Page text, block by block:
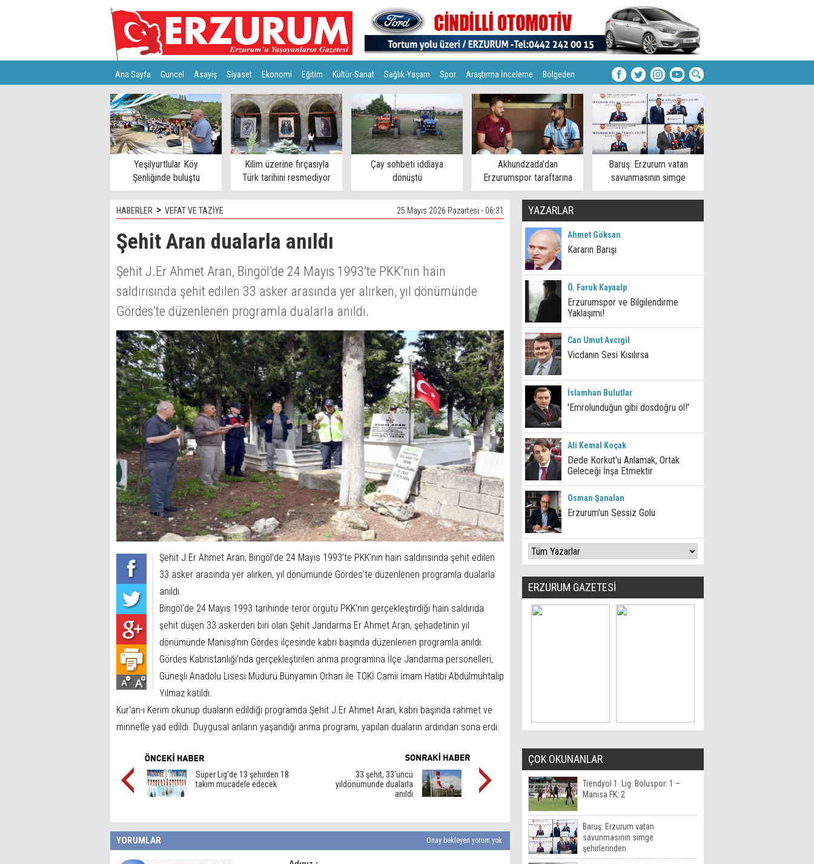
Ana Sayfa Guncel Asayiş Siyaset Ekonomi Eğitim Kültür-Sanat Sağlık-Yaşam Spor Araştırma İnceleme Bölgeden
Türkiye Teknoloji
Yeşilyurtlular Köy
Şenliğinde buluştu
Kilim üzerine fırçasıyla
Türk tarihini resmediyor
Çay sohbeti iddiaya
dönüştü
Akhundzada’dan
Erzurumspor taraftarına
mesaj
Baruş: Erzurum vatan
savunmasının simge
şehirlerinden
HABERLER > VEFAT VE TAZİYE 25 Mayıs 2026 Pazartesi - 06:31
Şehit Aran dualarla anıldı
Şehit J.Er Ahmet Aran, Bingöl’de 24 Mayıs 1993’te PKK’nın hain
saldırısında şehit edilen 33 asker arasında yer alırken, yıl dönümünde
Gördes’te düzenlenen programla dualarla anıldı.
Şehit J.Er Ahmet Aran, Bingöl’de 24 Mayıs 1993’te PKK’nın hain saldırısında şehit edilen
33 asker arasında yer alırken, yıl dönümünde Gördes’te düzenlenen programla dualarla
anıldı.
Bingöl’de 24 Mayıs 1993 tarihinde terör örgütü PKK’nın gerçekleştirdiği hain saldırıda
şehit düşen 33 askerden biri olan Şehit Jandarma Er Ahmet Aran, şehadetinin yıl
dönümünde Manisa’nın Gördes ilçesinde kabri başında düzenlenen programla anıldı.
Gördes Kabristanlığı’nda gerçekleştirilen anma programına İlçe Jandarma personelleri,
Güneşli Anadolu Lisesi Müdürü Bünyamin Orhan ile TOKİ Camii İmam Hatibi Abdülmuhtalip
Yılmaz katıldı.
Kur’an-ı Kerim okunup duaların edildiği programda Şehit J.Er Ahmet Aran, kabri başında rahmet ve
minnetle yad edildi. Duygusal anların yaşandığı anma programı, yapılan duaların ardından sona erdi.
Süper Lig'de 13 şehirden 18
takım mücadele edecek
33 şehit, 33'üncü
yıldönümünde dualarla
anıldı
YORUMLAR Onay bekleyen yorum yok.
YAZARLAR
Ahmet Göksan
Kararın Barışı
Ö. Faruk Kayaalp
Erzurumspor ve Bilgilendirme
Yaklaşımı!
Can Umut Avcıgil
Vicdanın Sesi Kısılırsa
İslamhan Bulutlar
'Emrolunduğun gibi dosdoğru ol!'
Ali Kemal Koçak
Dede Korkut'u Anlamak, Ortak
Geleceği İnşa Etmektir
Osman Şanalan
Erzurum'un Sessiz Golü
ERZURUM GAZETESİ
ÇOK OKUNANLAR
Trendyol 1. Lig: Boluspor: 1 –
Manisa FK: 2
Baruş: Erzurum vatan
savunmasının simge
şehirlerinden